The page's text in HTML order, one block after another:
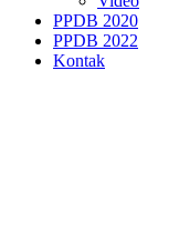
PPDB 2020
PPDB 2022
Kontak